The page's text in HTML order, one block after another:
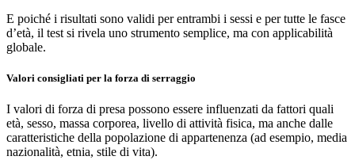
E poiché i risultati sono validi per entrambi i sessi e per tutte le fasce
d’età, il test si rivela uno strumento semplice, ma con applicabilità
globale.
Valori consigliati per la forza di serraggio
I valori di forza di presa possono essere influenzati da fattori quali
età, sesso, massa corporea, livello di attività fisica, ma anche dalle
caratteristiche della popolazione di appartenenza (ad esempio, media
nazionalità, etnia, stile di vita).